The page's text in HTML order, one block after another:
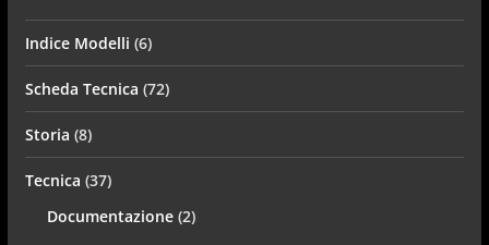
Indice Modelli (6)
Scheda Tecnica (72)
Storia (8)
Tecnica (37)
Documentazione(2)